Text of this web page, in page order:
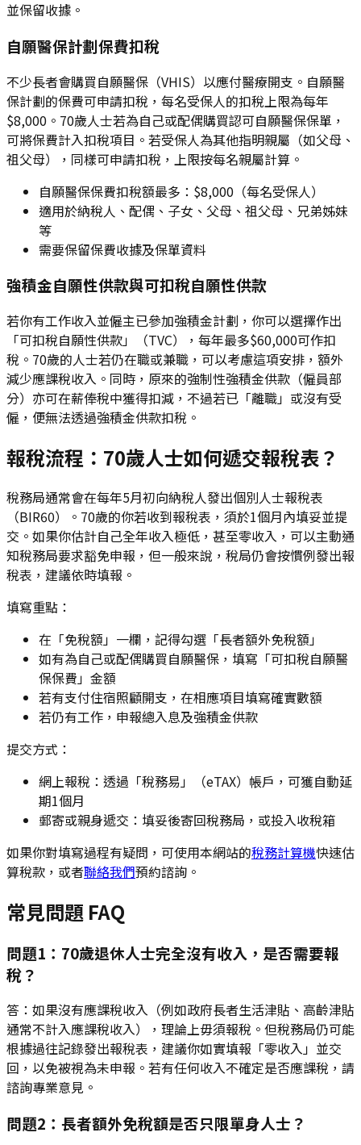
並保留收據。
自願醫保計劃保費扣稅
不少長者會購買自願醫保（VHIS）以應付醫療開支。自願醫
保計劃的保費可申請扣稅，每名受保人的扣稅上限為每年
$8,000。70歲人士若為自己或配偶購買認可自願醫保保單，
可將保費計入扣稅項目。若受保人為其他指明親屬（如父母、
祖父母），同樣可申請扣稅，上限按每名親屬計算。
自願醫保保費扣稅額最多：$8,000（每名受保人）
適用於納稅人、配偶、子女、父母、祖父母、兄弟姊妹
等
需要保留保費收據及保單資料
強積金自願性供款與可扣稅自願性供款
若你有工作收入並僱主已參加強積金計劃，你可以選擇作出
「可扣稅自願性供款」（TVC），每年最多$60,000可作扣
稅。70歲的人士若仍在職或兼職，可以考慮這項安排，額外
減少應課稅收入。同時，原來的強制性強積金供款（僱員部
分）亦可在薪俸稅中獲得扣減，不過若已「離職」或沒有受
僱，便無法透過強積金供款扣稅。
報稅流程：70歲人士如何遞交報稅表？
稅務局通常會在每年5月初向納稅人發出個別人士報稅表
（BIR60）。70歲的你若收到報稅表，須於1個月內填妥並提
交。如果你估計自己全年收入極低，甚至零收入，可以主動通
知稅務局要求豁免申報，但一般來說，稅局仍會按慣例發出報
稅表，建議依時填報。
填寫重點：
在「免稅額」一欄，記得勾選「長者額外免稅額」
如有為自己或配偶購買自願醫保，填寫「可扣稅自願醫
保保費」金額
若有支付住宿照顧開支，在相應項目填寫確實數額
若仍有工作，申報總入息及強積金供款
提交方式：
網上報稅：透過「稅務易」（eTAX）帳戶，可獲自動延
期1個月
郵寄或親身遞交：填妥後寄回稅務局，或投入收稅箱
如果你對填寫過程有疑問，可使用本網站的稅務計算機快速估
算稅款，或者聯絡我們預約諮詢。
常見問題 FAQ
問題1：70歲退休人士完全沒有收入，是否需要報
稅？
答：如果沒有應課稅收入（例如政府長者生活津貼、高齡津貼
通常不計入應課稅收入），理論上毋須報稅。但稅務局仍可能
根據過往記錄發出報稅表，建議你如實填報「零收入」並交
回，以免被視為未申報。若有任何收入不確定是否應課稅，請
諮詢專業意見。
問題2：長者額外免稅額是否只限單身人士？